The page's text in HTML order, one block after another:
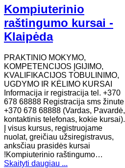
Kompiuterinio
raštingumo kursai -
Klaipėda
PRAKTINIO MOKYMO,
KOMPETENCIJOS ĮGIJIMO,
KVALIFIKACIJOS TOBULINIMO,
UGDYMO IR KĖLIMO KURSAI
Informacija ir registracija tel. +370
678 68888 Registracija sms žinute
+370 678 68888 (Vardas, Pavardė,
kontaktinis telefonas, kokie kursai).
Į visus kursus, registruojame
nuolat, greičiau užsiregistravus,
anksčiau prasidės kursai
!Kompiuterinio raštingumo…
Skaityti daugiau ...